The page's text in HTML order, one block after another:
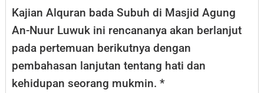
Kajian Alquran bada Subuh di Masjid Agung
An-Nuur Luwuk ini rencananya akan berlanjut
pada pertemuan berikutnya dengan
pembahasan lanjutan tentang hati dan
kehidupan seorang mukmin. *